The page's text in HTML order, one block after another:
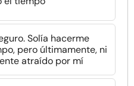
Solía hacerme
pero últimamente, ni
atraído por mí